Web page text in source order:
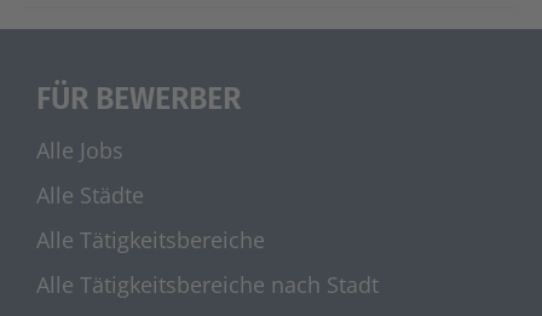
FÜR BEWERBER
Alle Jobs
Alle Städte
Alle Tätigkeitsbereiche
Alle Tätigkeitsbereiche nach Stadt